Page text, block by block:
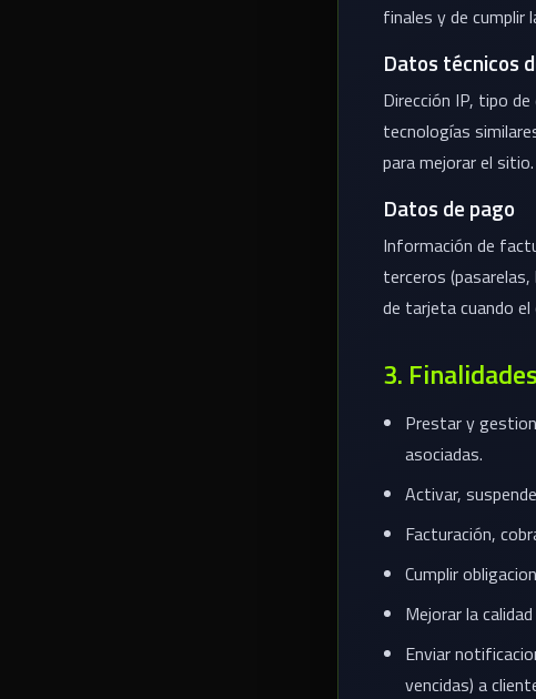
finales y de cumplir
Datos técnicos
Dirección IP, tipo
tecnologías
para mejorar el sitio.
Datos de pago
Información de
terceros
de tarjeta cuando
3.
Prestar y
asociadas.
Activar,
Facturación,
Cumplir
Mejorar la
Enviar
vencidas) a